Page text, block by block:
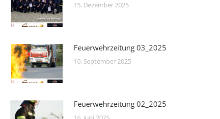
15. Dezember 2025
Feuerwehrzeitung 03_2025
10. September 2025
Feuerwehrzeitung 02_2025